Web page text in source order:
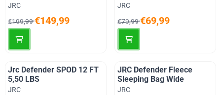
Merk:
JRC
Van 199,99 voor 149,99
€199,99€149,99
Merk:
JRC
Van 79,99 voor 69,99
€79,99€69,99
Jrc Defender SPOD 12 FT
5,50 LBS
Merk:
JRC
JRC Defender Fleece
Sleeping Bag Wide
Merk:
JRC